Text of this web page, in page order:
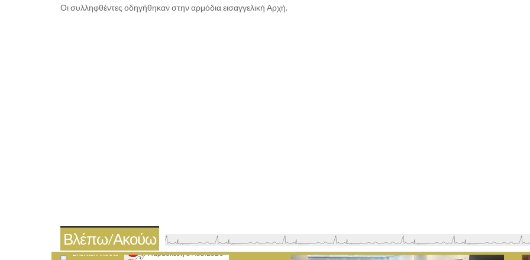
Οι συλληφθέντες οδηγήθηκαν στην αρμόδια εισαγγελική Αρχή.
Βλέπω/Ακούω
Βλέπω/Ακούω Παρασκευή 07.08.2026